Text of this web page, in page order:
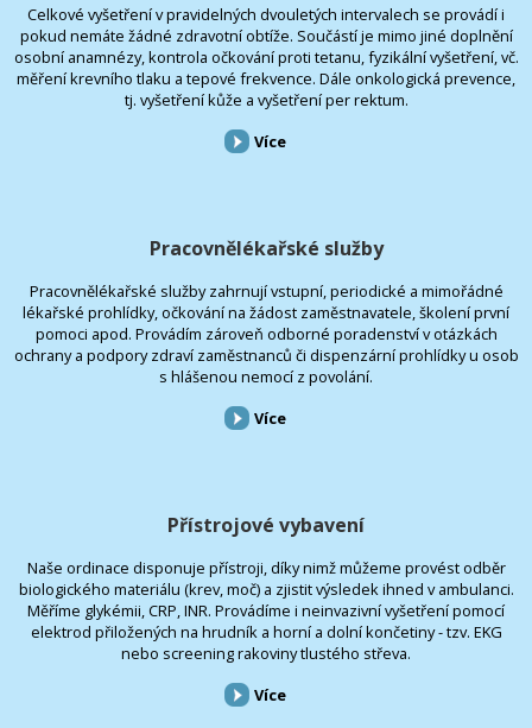
Celkové vyšetření v pravidelných dvouletých intervalech se provádí i
pokud nemáte žádné zdravotní obtíže. Součástí je mimo jiné doplnění
osobní anamnézy, kontrola očkování proti tetanu, fyzikální vyšetření, vč.
měření krevního tlaku a tepové frekvence. Dále onkologická prevence,
tj. vyšetření kůže a vyšetření per rektum.
Více
Pracovnělékařské služby
Pracovnělékařské služby zahrnují vstupní, periodické a mimořádné
lékařské prohlídky, očkování na žádost zaměstnavatele, školení první
pomoci apod. Provádím zároveň odborné poradenství v otázkách
ochrany a podpory zdraví zaměstnanců či dispenzární prohlídky u osob
s hlášenou nemocí z povolání.
Více
Přístrojové vybavení
Naše ordinace disponuje přístroji, díky nimž můžeme provést odběr
biologického materiálu (krev, moč) a zjistit výsledek ihned v ambulanci.
Měříme glykémii, CRP, INR. Provádíme i neinvazivní vyšetření pomocí
elektrod přiložených na hrudník a horní a dolní končetiny - tzv. EKG
nebo screening rakoviny tlustého střeva.
Více